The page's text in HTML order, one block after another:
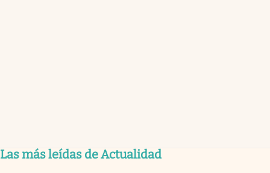
Las más leídas de Actualidad